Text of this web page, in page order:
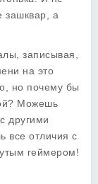
зашквар, а
записывая,
на это
но почему бы
Можешь
другими
все отличия с
геймером!